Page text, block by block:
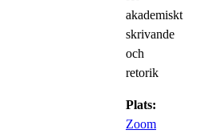
akademiskt
skrivande
och
retorik
Plats:
Zoom